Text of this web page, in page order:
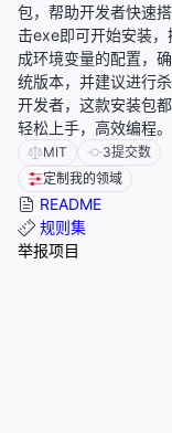
包，帮助开发者快速
击exe即可开始安装
成环境变量的配置，
统版本，并建议进行
开发者，这款安装包
轻松上手，高效编程。
MIT 3提交数
定制我的领域
README
规则集
举报项目